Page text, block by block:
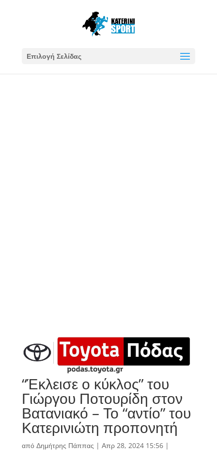
Επιλογή Σελίδας
“Έκλεισε ο κύκλος” του
Γιώργου Ποτουρίδη στον
Βατανιακό – Το “αντίο” του
Κατερινιώτη προπονητή
από Δημήτρης Πάππας | Απρ 28, 2024 15:56|